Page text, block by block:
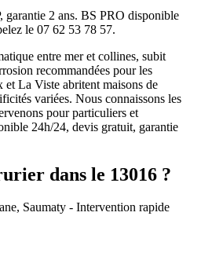
garantie 2 ans. BS PRO disponible
le 07 62 53 78 57.
entre mer et collines, subit
recommandées pour les
et La Viste abritent maisons de
variées. Nous connaissons les
pour particuliers et
24h/24, devis gratuit, garantie
dans le 13016 ?
Saumaty - Intervention rapide